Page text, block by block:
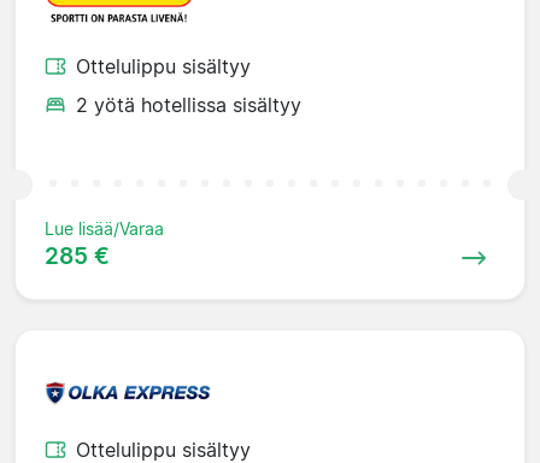
Ottelulippu sisältyy
2 yötä hotellissa sisältyy
Lue lisää/Varaa
285 €
Ottelulippu sisältyy